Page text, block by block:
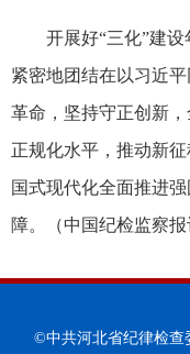
开展好“三化”建
紧密地团结在以习近
革命，坚持守正创新
正规化水平，推动新
国式现代化全面推进
障。（中国纪检监察报
©中共河北省纪律检